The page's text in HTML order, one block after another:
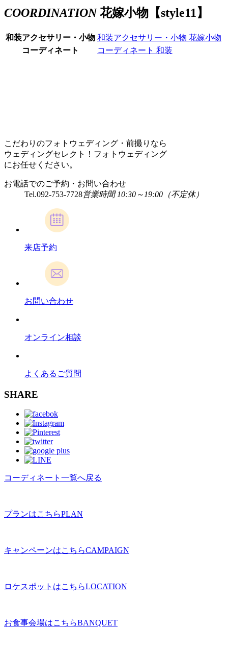
COORDINATION 花嫁小物【style11】
和装アクセサリー・小物 和装アクセサリー・小物 花嫁小物
コーディネート
コーディネート 和装
こだわりのフォトウェディング・前撮りなら
ウェディングセレクト！フォトウェディング
にお任せください。
お電話でのご予約・お問い合わせ
Tel.092-753-7728営業時間 10:30～19:00（不定休）
来店予約
お問い合わせ
オンライン相談
よくあるご質問
SHARE
コーディネート一覧へ戻る
プランはこちらPLAN
キャンペーンはこちらCAMPAIGN
ロケスポットはこちらLOCATION
お食事会場はこちらBANQUET